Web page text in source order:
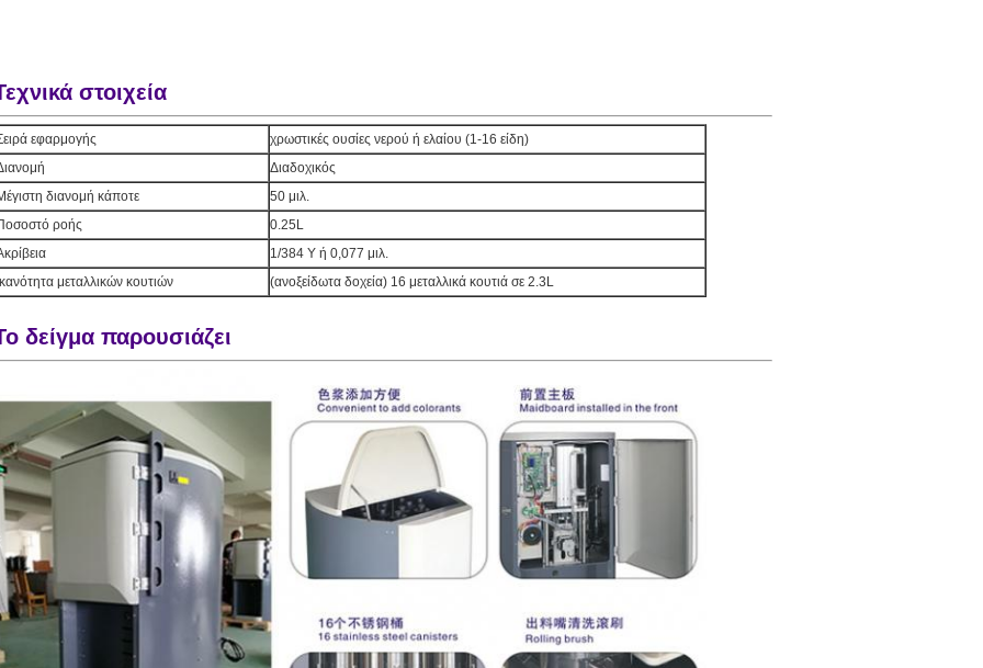
στοιχεία
εφαρμογής
χρωστικές ουσίες νερού ή ελαίου (1-16 είδη)
Διαδοχικός
διανομή κάποτε
50 μιλ.
ροής
0.25L
1/384 Υ ή 0,077 μιλ.
Ικανότητα μεταλλικών κουτιών
(ανοξείδωτα δοχεία) 16 μεταλλικά κουτιά σε 2.3L
δείγμα παρουσιάζει